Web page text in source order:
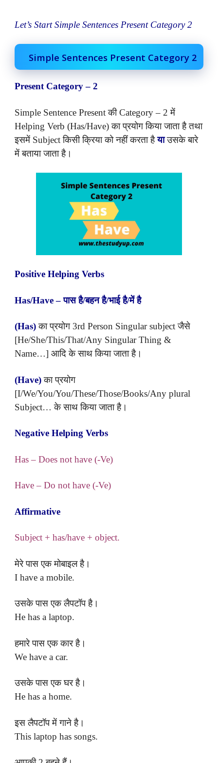
Let’s Start Simple Sentences Present Category 2
Simple Sentences Present Category 2
Present Category – 2
Simple Sentence Present की Category – 2 में
Helping Verb (Has/Have) का प्रयोग किया जाता है तथा
इसमें Subject किसी क्रिया को नहीं करता हैयाउसके बारे
में बताया जाता है।
Positive Helping Verbs
Has/Have – पास है/बहन है/भाई है/में है
(Has)का प्रयोग 3rd Person Singular subject जैसे
[He/She/This/That/Any Singular Thing &
Name…] आदि के साथ किया जाता है।
(Have) का प्रयोग
[I/We/You/You/These/Those/Books/Any plural
Subject… के साथ किया जाता है।
Negative Helping Verbs
Has – Does not have (-Ve)
Have – Do not have (-Ve)
Affirmative
Subject + has/have + object.
मेरे पास एक मोबाइल है।
I have a mobile.
उसके पास एक लैपटॉप है।
He has a laptop.
हमारे पास एक कार है।
We have a car.
उसके पास एक घर है।
He has a home.
इस लैपटॉप में गाने है।
This laptop has songs.